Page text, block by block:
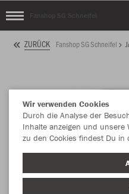
ZURÜCK Fanshop SG Schneifel
Wir verwenden Cookies
Durch die Analyse der
Inhalte anzeigen und unsere
zu den Cookies findest Du in